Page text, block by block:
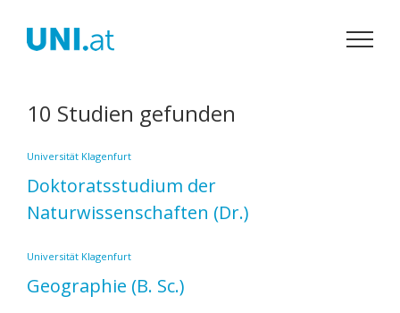
Inhalt
springen
10 Studien gefunden
Universität Klagenfurt
Doktoratsstudium der
Naturwissenschaften (Dr.)
Universität Klagenfurt
Geographie (B. Sc.)